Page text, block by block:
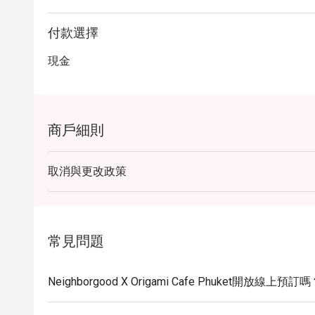
付款選擇
現金
商戶細則
取消與更改政策
常見問題
Neighborgood X Origami Cafe Phuket開放線上預訂嗎